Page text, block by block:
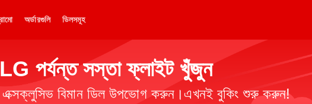
অর্ডারগুলি ডিলসমূহ
পর্যন্ত সস্তা ফ্লাইট খুঁজুন
এক্সক্লুসিভ বিমান ডিল উপভোগ করুন।এখনই বুকিং শুরু করুন!